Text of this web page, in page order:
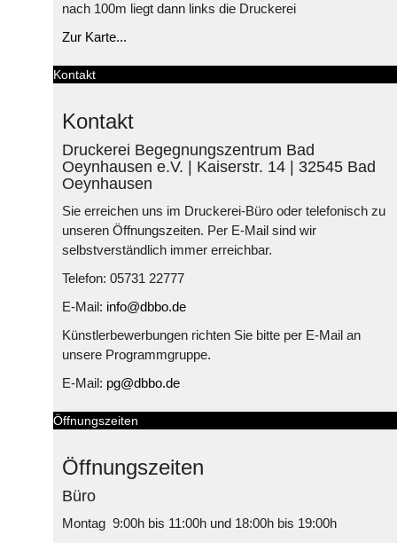
nach 100m liegt dann links die Druckerei
Zur Karte...
Kontakt
Kontakt
Druckerei Begegnungszentrum Bad
Oeynhausen e.V. | Kaiserstr. 14 | 32545 Bad
Oeynhausen
Sie erreichen uns im Druckerei-Büro oder telefonisch zu
unseren Öffnungszeiten. Per E-Mail sind wir
selbstverständlich immer erreichbar.
Telefon: 05731 22777
E-Mail: info@dbbo.de
Künstlerbewerbungen richten Sie bitte per E-Mail an
unsere Programmgruppe.
E-Mail: pg@dbbo.de
Öffnungszeiten
Öffnungszeiten
Büro
Montag 9:00h bis 11:00h und 18:00h bis 19:00h